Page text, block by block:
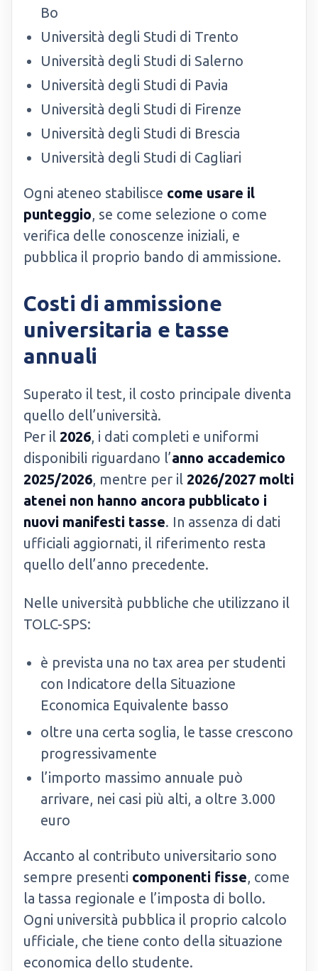
Bo
Università degli Studi di Trento
Università degli Studi di Salerno
Università degli Studi di Pavia
Università degli Studi di Firenze
Università degli Studi di Brescia
Università degli Studi di Cagliari
Ogni ateneo stabilisce come usare il
punteggio, se come selezione o come
verifica delle conoscenze iniziali, e
pubblica il proprio bando di ammissione.
Costi di ammissione
universitaria e tasse
annuali
Superato il test, il costo principale diventa
quello dell’università.
Per il 2026, i dati completi e uniformi
disponibili riguardano l’anno accademico
2025/2026, mentre per il 2026/2027 molti
atenei non hanno ancora pubblicato i
nuovi manifesti tasse. In assenza di dati
ufficiali aggiornati, il riferimento resta
quello dell’anno precedente.
Nelle università pubbliche che utilizzano il
TOLC-SPS:
è prevista una no tax area per studenti
con Indicatore della Situazione
Economica Equivalente basso
oltre una certa soglia, le tasse crescono
progressivamente
l’importo massimo annuale può
arrivare, nei casi più alti, a oltre 3.000
euro
Accanto al contributo universitario sono
sempre presenti componenti fisse, come
la tassa regionale e l’imposta di bollo.
Ogni università pubblica il proprio calcolo
ufficiale, che tiene conto della situazione
economica dello studente.